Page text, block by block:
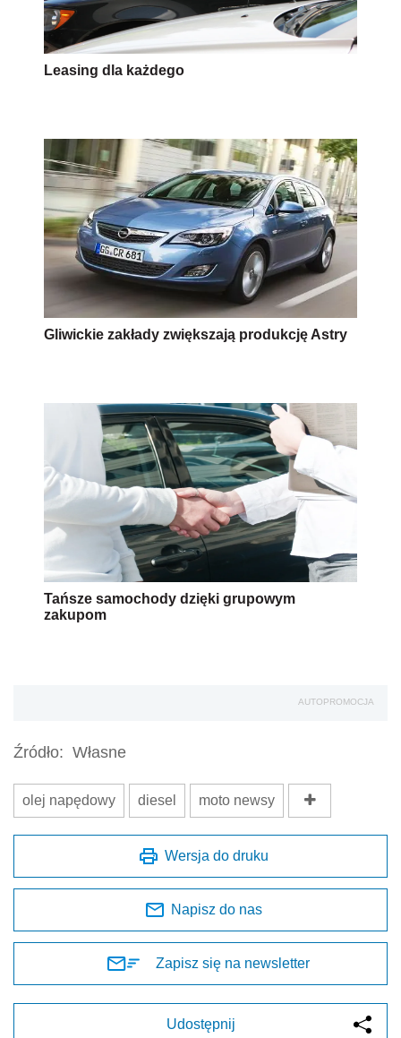
Leasing dla każdego
Gliwickie zakłady zwiększają produkcję Astry
Tańsze samochody dzięki grupowym
zakupom
AUTOPROMOCJA
Źródło: Własne
olej napędowy diesel moto newsy
Wersja do druku
Napisz do nas
Zapisz się na newsletter
Udostępnij